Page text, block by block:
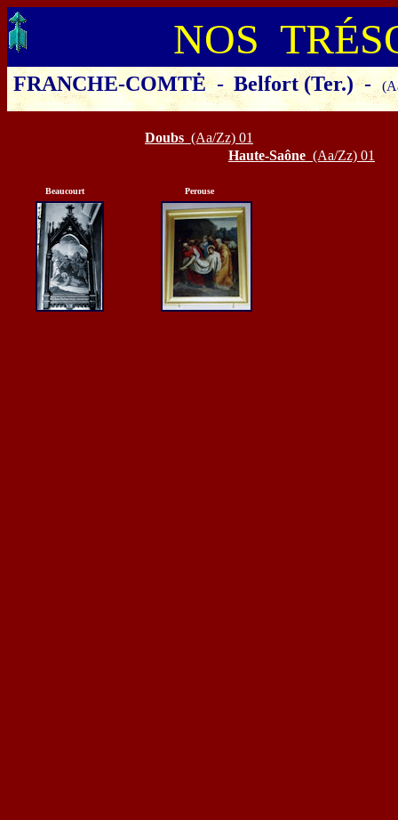
NOS
FRANCHE-COMTĖ- Belfort (Ter.) -
Cliquer sur le département ou
Doubs (Aa/Zz) 01
Haute-Saône (Aa/Zz) 01
Beaucourt Perouse